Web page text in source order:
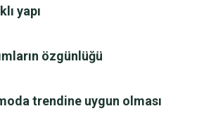
yapı
özgünlüğü
trendine uygun olması